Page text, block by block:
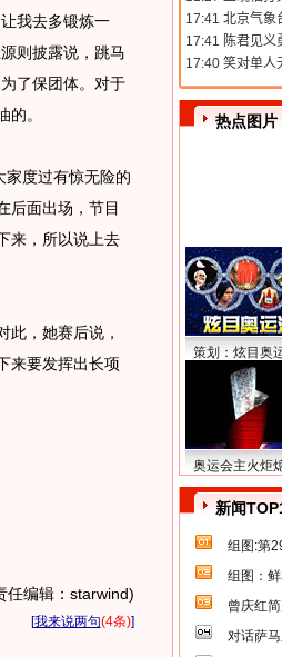
我去多锻炼一
则披露说，跳马
了保团体。对于
。
度过有惊无险的
后面出场，节目
来，所以说上去
，她赛后说，
来要发挥出长项
任编辑：starwind)
[我来说两句(4条)]
热点图片
策划：炫目奥
奥运会主火炬
新闻
组图:第
组图：
曾庆红
对话萨